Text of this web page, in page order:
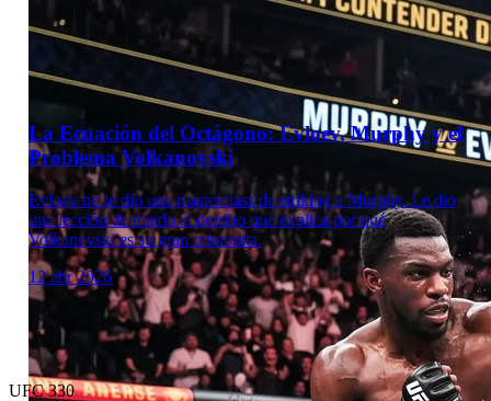
Laboratorio Técnico
La Ecuación del Octágono: Evloev, Murphy y el
Problema Volkanovski
Evloev no le dio una masterclass de striking a Murphy. Le dio
una lección de miedo al derribo que explica por qué
Volkanovski es su gran criptonita.
12 abr 2026
UFC 330